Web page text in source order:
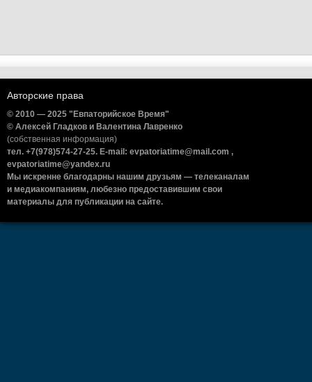
Авторские права
© 2010 — 2025 "Евпаторийское Время"
© Алексей Гладков и Валентина Лавренко
(собственная информация)
тел. +7(978)574-27-25. E-mail: evpatoriatime@mail.com ,
evpatoriatime@yandex.ru
Мы искренне благодарны нашим друзьям — телеканалам
и медиакомпаниям, любезно предоставившим свои
материалы для публикации на сайте.